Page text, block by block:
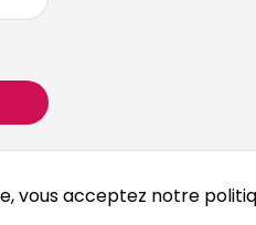
vous acceptez notre